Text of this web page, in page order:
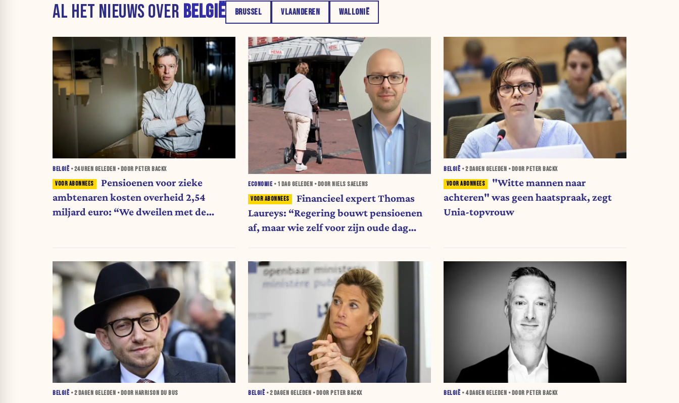
AL HET NIEUWS OVER BELGIË BRUSSEL VLAANDEREN WALLONIË
BELGIË •24 UREN GELEDEN • DOOR PETER BACKX
Pensioenen voor zieke
ambtenaren kosten overheid 2,54
miljard euro: “We dweilen met de
ECONOMIE • 1 DAG GELEDEN • DOOR NIELS SAELENS
Financieel expert Thomas
Laureys: “Regering bouwt pensioenen
af, maar wie zelf voor zijn oude dag
BELGIË •2 DAGEN GELEDEN • DOOR PETER BACKX
"Witte mannen naar
achteren" was geen haatspraak, zegt
Unia-topvrouw
BELGIË •2 DAGEN GELEDEN • DOOR HARRISON DU BUS BELGIË •2 DAGEN GELEDEN • DOOR PETER BACKX BELGIË • 4 DAGEN GELEDEN • DOOR PETER BACKX